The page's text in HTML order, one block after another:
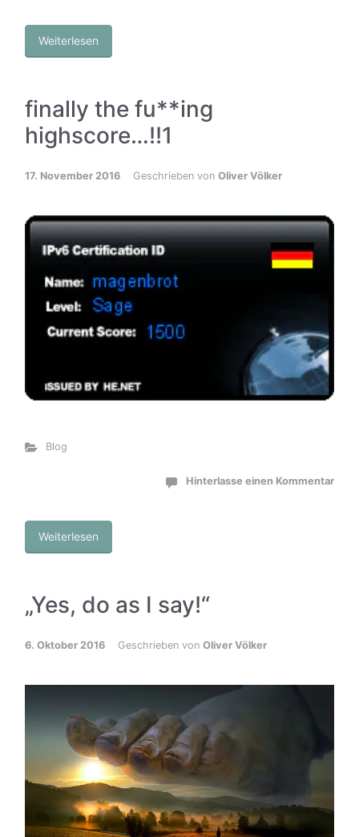
Weiterlesen
finally the fu**ing
highscore…!!1
17. November 2016 Geschrieben von Oliver Völker
Blog
Hinterlasse einen Kommentar
Weiterlesen
„Yes, do as I say!“
6. Oktober 2016 Geschrieben von Oliver Völker